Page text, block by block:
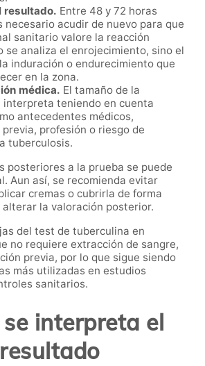
resultado. Entre 48 y 72 horas
necesario acudir de nuevo para que
sanitario valore la reacción
se analiza el enrojecimiento, sino el
induración o endurecimiento que
en la zona.
médica. El tamaño de la
interpreta teniendo en cuenta
antecedentes médicos,
profesión o riesgo de
tuberculosis.
posteriores a la prueba se puede
Aun así, se recomienda evitar
cremas o cubrirla de forma
la valoración posterior.
del test de tuberculina en
no requiere extracción de sangre,
previa, por lo que sigue siendo
más utilizadas en estudios
sanitarios.
se interpreta el
resultado